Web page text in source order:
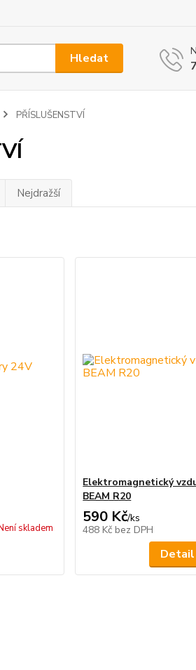
Hledat
PŘÍSLUŠENSTVÍ
Nejdražší
skladem
Elektromagnetický
BEAM R20
590 Kč/ks
488 Kč bez DPH
Detail